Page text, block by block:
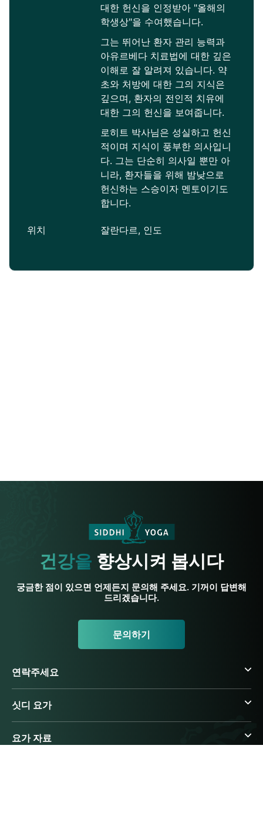
대한 헌신을 인정받아 "올해의
학생상"을 수여했습니다.
그는 뛰어난 환자 관리 능력과
아유르베다 치료법에 대한 깊은
이해로 잘 알려져 있습니다. 약
초와 처방에 대한 그의 지식은
깊으며, 환자의 전인적 치유에
대한 그의 헌신을 보여줍니다.
로히트 박사님은 성실하고 헌신
적이며 지식이 풍부한 의사입니
다. 그는 단순히 의사일 뿐만 아
니라, 환자들을 위해 밤낮으로
헌신하는 스승이자 멘토이기도
합니다.
위치 잘란다르, 인도
건강을 향상시켜 봅시다
궁금한 점이 있으면 언제든지 문의해 주세요. 기꺼이 답변해
드리겠습니다.
문의하기
연락주세요
싯디 요가
요가 자료